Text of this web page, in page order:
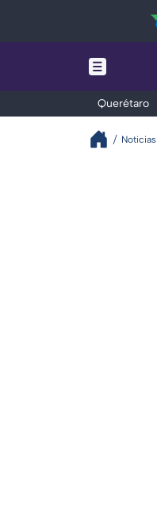
Querétaro
Noticias